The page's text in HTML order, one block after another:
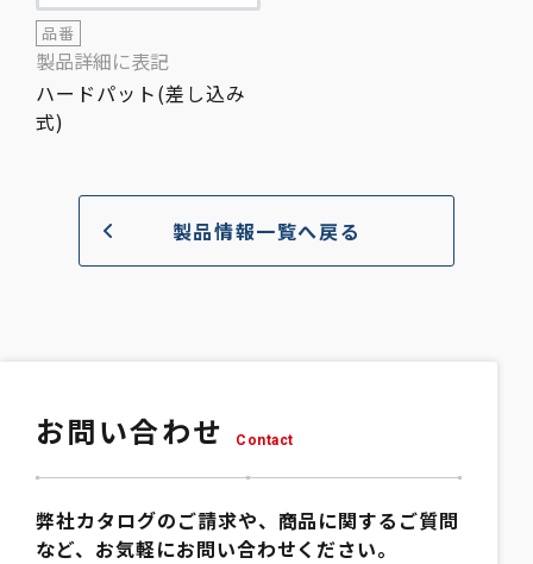
品番
製品詳細に表記
ハードパット(差し込み
式)
製品情報一覧へ戻る
お問い合わせ Contact
弊社カタログのご請求や、商品に関するご質問
など、お気軽にお問い合わせください。